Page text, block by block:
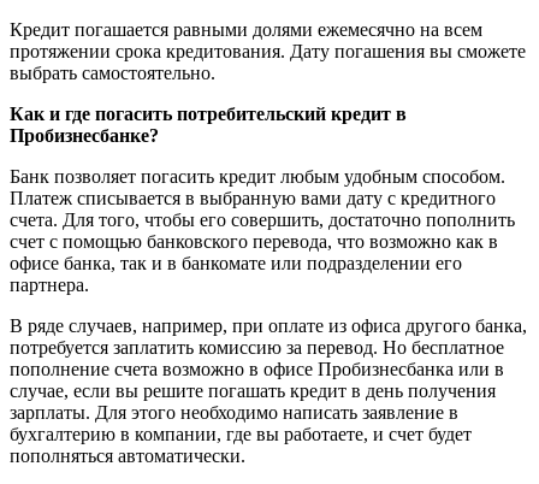
Кредит погашается равными долями ежемесячно на всем
протяжении срока кредитования. Дату погашения вы сможете
выбрать самостоятельно.
Как и где погасить потребительский кредит в
Пробизнесбанке?
Банк позволяет погасить кредит любым удобным способом.
Платеж списывается в выбранную вами дату с кредитного
счета. Для того, чтобы его совершить, достаточно пополнить
счет с помощью банковского перевода, что возможно как в
офисе банка, так и в банкомате или подразделении его
партнера.
В ряде случаев, например, при оплате из офиса другого банка,
потребуется заплатить комиссию за перевод. Но бесплатное
пополнение счета возможно в офисе Пробизнесбанка или в
случае, если вы решите погашать кредит в день получения
зарплаты. Для этого необходимо написать заявление в
бухгалтерию в компании, где вы работаете, и счет будет
пополняться автоматически.